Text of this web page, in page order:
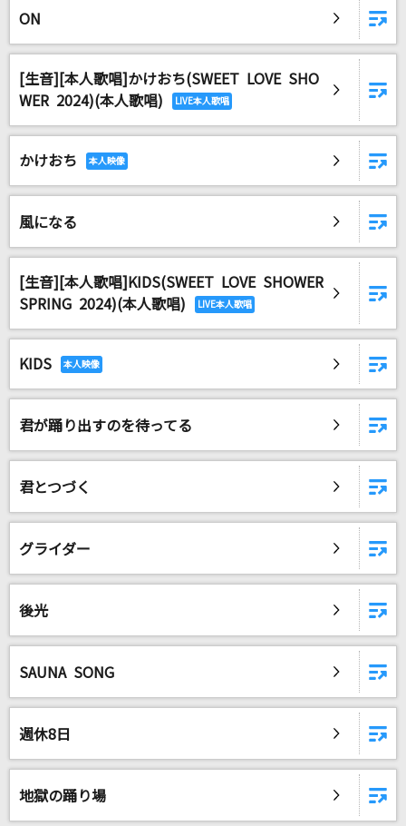
Eve
もっと見る
DAMの新曲・ランキングなど
自宅でカラオケ歌い放題！
ON
[生音][本人歌唱]かけおち(SWEET LOVE SHO
WER 2024)(本人歌唱)
かけおち
風になる
[生音][本人歌唱]KIDS(SWEET LOVE SHOWER
SPRING 2024)(本人歌唱)
KIDS
君が踊り出すのを待ってる
君とつづく
グライダー
後光
SAUNA SONG
週休8日
地獄の踊り場